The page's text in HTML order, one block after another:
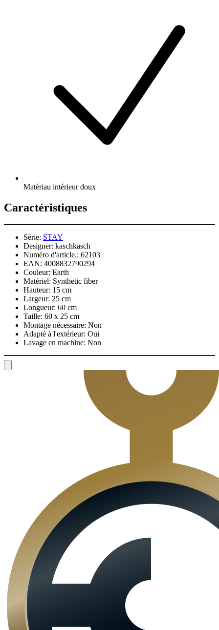
Matériau intérieur doux
Caractéristiques
Série: STAY
Designer: kaschkasch
Numéro d'article.: 62103
EAN: 4008832790294
Couleur: Earth
Matériel: Synthetic fiber
Hauteur: 15 cm
Largeur: 25 cm
Longueur: 60 cm
Taille: 60 x 25 cm
Montage nécessaire: Non
Adapté à l'extérieur: Oui
Lavage en machine: Non